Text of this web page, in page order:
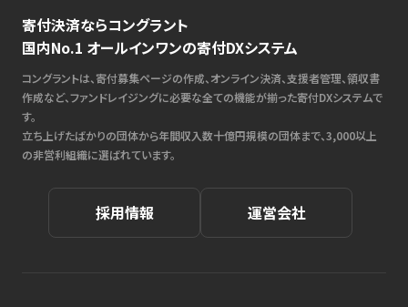
寄付決済ならコングラント
国内No.1 オールインワンの寄付DXシステム
コングラントは、寄付募集ページの作成、オンライン決済、支援者管理、領収書
作成など、ファンドレイジングに必要な全ての機能が揃った寄付DXシステムで
す。
立ち上げたばかりの団体から年間収入数十億円規模の団体まで、3,000以上
の非営利組織に選ばれています。
採用情報 運営会社